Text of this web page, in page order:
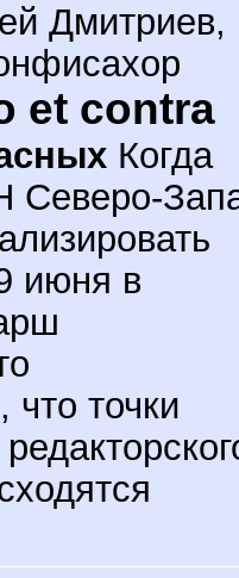
Дмитриев,
et contra
Когда
Северо-
июня в
точки